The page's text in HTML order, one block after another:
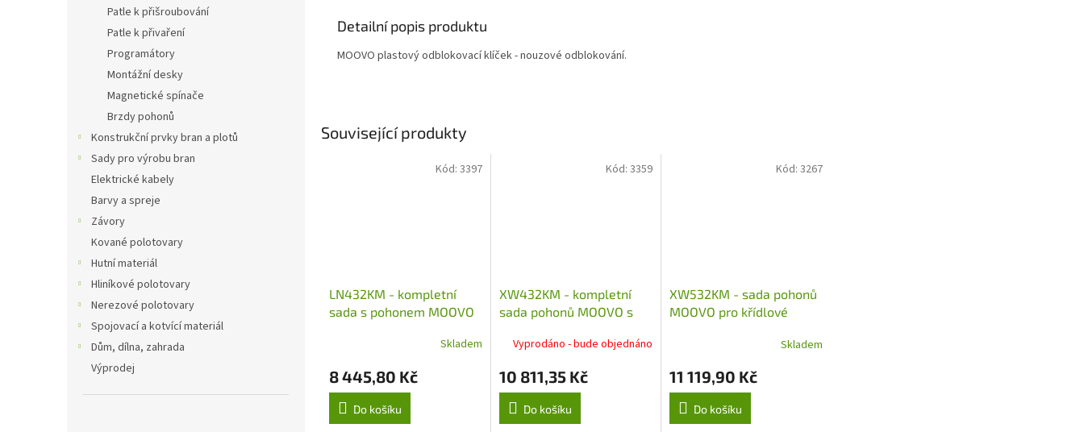
Patle k přišroubování
Patle k přivaření
Programátory
Montážní desky
Magnetické spínače
Brzdy pohonů
Konstrukční prvky bran a plotů
Sady pro výrobu bran
Elektrické kabely
Barvy a spreje
Závory
Kované polotovary
Hutní materiál
Hliníkové polotovary
Nerezové polotovary
Spojovací a kotvící materiál
Dům, dílna, zahrada
Výprodej
Související produkty
LN432KM - kompletní
sada s pohonem MOOVO
Skladem
8 445,80 Kč
Do košíku
Kód: 3397
XW432KM - kompletní
sada pohonů MOOVO s
křídlové brány do 3,6m
Vyprodáno - bude objednáno
10 811,35 Kč
Do košíku
Kód: 3359
XW532KM - sada pohonů
MOOVO pro křídlové
Skladem
11 119,90 Kč
Do košíku
Kód:3267
Detailní popis produktu
MOOVO plastový odblokovací klíček - nouzové odblokování.